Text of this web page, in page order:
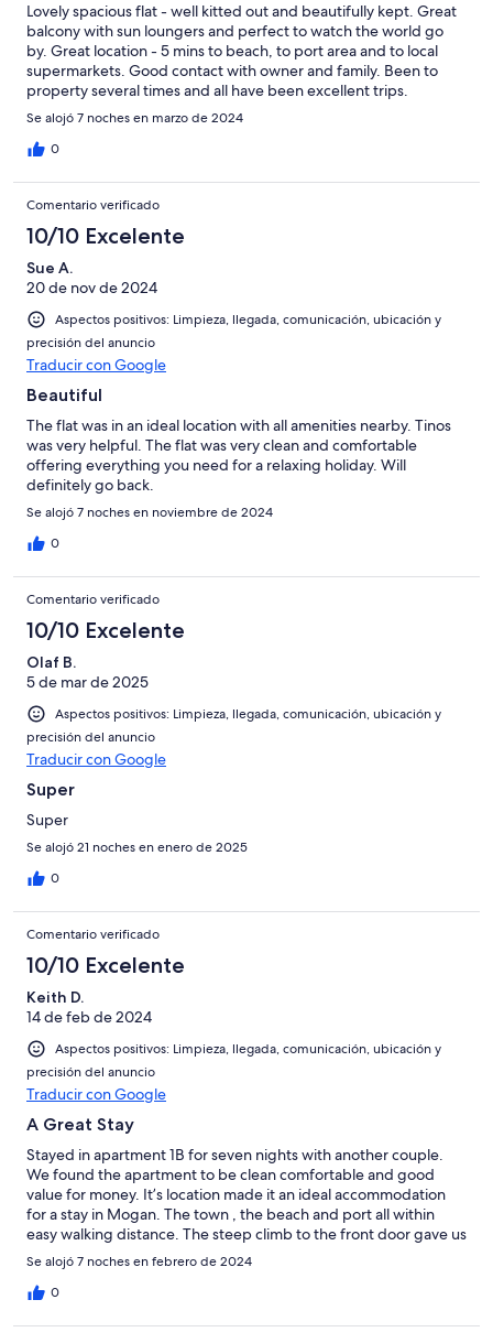
Lovely spacious flat - well kitted out and beautifully kept. Great
balcony with sun loungers and perfect to watch the world go
by. Great location - 5 mins to beach, to port area and to local
supermarkets. Good contact with owner and family. Been to
property several times and all have been excellent trips.
Se alojó 7 noches en marzo de 2024
0
Comentario verificado
10/10 Excelente
Sue A.
20 de nov de 2024
Aspectos positivos: Limpieza, llegada, comunicación, ubicación y
precisión del anuncio
Traducir con Google
Beautiful
The flat was in an ideal location with all amenities nearby. Tinos
was very helpful. The flat was very clean and comfortable
offering everything you need for a relaxing holiday. Will
definitely go back.
Se alojó 7 noches en noviembre de 2024
0
Comentario verificado
10/10 Excelente
Olaf B.
5 de mar de 2025
Aspectos positivos: Limpieza, llegada, comunicación, ubicación y
precisión del anuncio
Traducir con Google
Super
Super
Se alojó 21 noches en enero de 2025
0
Comentario verificado
10/10 Excelente
Keith D.
14 de feb de 2024
Aspectos positivos: Limpieza, llegada, comunicación, ubicación y
precisión del anuncio
Traducir con Google
A Great Stay
Stayed in apartment 1B for seven nights with another couple.
We found the apartment to be clean comfortable and good
value for money. It’s location made it an ideal accommodation
for a stay in Mogan. The town , the beach and port all within
easy walking distance. The steep climb to the front door gave us
something of a challenge but after a couple of days we found
the climb easier. All in all a great stay.
Se alojó 7 noches en febrero de 2024
0